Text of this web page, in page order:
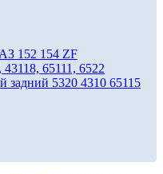
152 154 ZF
65111, 6522
5320 4310 65115